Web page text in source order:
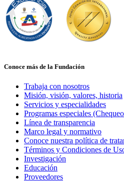
Conoce más de la Fundación
Trabaja con nosotros
Misión, visión, valores, historia
Servicios y especialidades
Programas especiales
Línea de transparencia
Marco legal y normativo
Conoce nuestra política de
Términos y Condiciones de
Investigación
Educación
Proveedores